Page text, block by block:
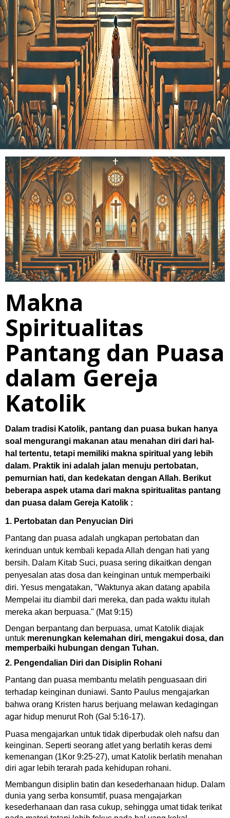
Makna
Spiritualitas
Pantang dan Puasa
dalam Gereja
Katolik
Dalam tradisi Katolik, pantang dan puasa bukan hanya
soal mengurangi makanan atau menahan diri dari hal-
hal tertentu, tetapi memiliki makna spiritual yang lebih
dalam. Praktik ini adalah jalan menuju pertobatan,
pemurnian hati, dan kedekatan dengan Allah. Berikut
beberapa aspek utama dari makna spiritualitas pantang
dan puasa dalam Gereja Katolik :
1. Pertobatan dan Penyucian Diri
Pantang dan puasa adalah ungkapan pertobatan dan
kerinduan untuk kembali kepada Allah dengan hati yang
bersih. Dalam Kitab Suci, puasa sering dikaitkan dengan
penyesalan atas dosa dan keinginan untuk memperbaiki
diri. Yesus mengatakan, "Waktunya akan datang apabila
Mempelai itu diambil dari mereka, dan pada waktu itulah
mereka akan berpuasa." (Mat 9:15)
Dengan berpantang dan berpuasa, umat Katolik diajak
untuk merenungkan kelemahan diri, mengakui dosa, dan
memperbaiki hubungan dengan Tuhan.
2. Pengendalian Diri dan Disiplin Rohani
Pantang dan puasa membantu melatih penguasaan diri
terhadap keinginan duniawi. Santo Paulus mengajarkan
bahwa orang Kristen harus berjuang melawan kedagingan
agar hidup menurut Roh (Gal 5:16-17).
Puasa mengajarkan untuk tidak diperbudak oleh nafsu dan
keinginan. Seperti seorang atlet yang berlatih keras demi
kemenangan (1Kor 9:25-27), umat Katolik berlatih menahan
diri agar lebih terarah pada kehidupan rohani.
Membangun disiplin batin dan kesederhanaan hidup. Dalam
dunia yang serba konsumtif, puasa mengajarkan
kesederhanaan dan rasa cukup, sehingga umat tidak terikat